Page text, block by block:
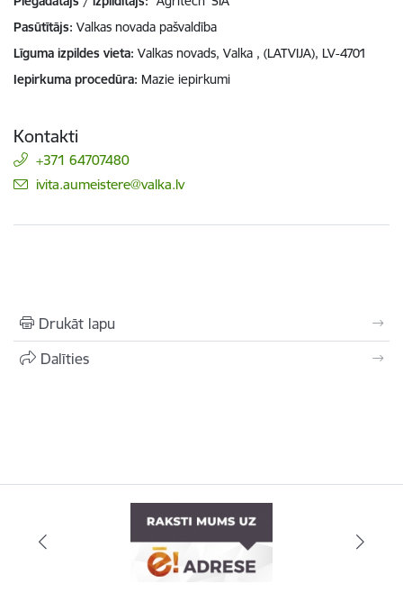
Pasūtītājs Valkas novada pašvaldība
Līguma izpildes vieta Valkas novads, Valka , (LATVIJA), LV-4701
Iepirkuma procedūra Mazie iepirkumi
Kontakti
+371 64707480
E-pasts:
ivita.aumeistere@valka.lv
Drukāt lapu
Dalīties